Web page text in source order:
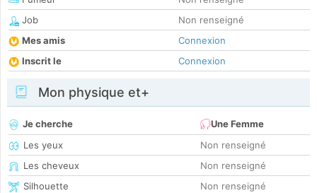
Job
Non renseigné
Mes amis
Connexion
Inscrit le
Connexion
Mon physique et+
Je cherche
Une Femme
Les yeux
Non renseigné
Les cheveux
Non renseigné
Silhouette
Non renseigné